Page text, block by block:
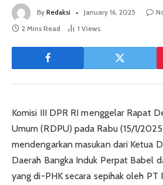
By Redaksi January 16, 2025
2 Mins Read
1 Views
Komisi III DPR RI menggelar Rapat
Umum (RDPU) pada Rabu (15/1/
mendengarkan masukan dari Ketua
Daerah Bangka Induk Perpat Babel
yang di-PHK secara sepihak oleh PT